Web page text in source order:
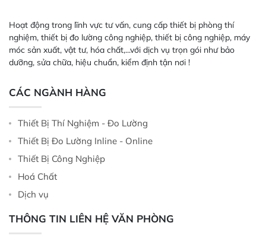
Hoạt động trong lĩnh vực tư vấn, cung cấp thiết bị phòng thí
nghiệm, thiết bị đo lường công nghiệp, thiết bị công nghiệp, máy
móc sản xuất, vật tư, hóa chất,...với dịch vụ trọn gói như bảo
dưỡng, sửa chữa, hiệu chuẩn, kiểm định tận nơi !
CÁC NGÀNH HÀNG
Thiết Bị Thí Nghiệm - Đo Lường
Thiết Bị Đo Lường Inline - Online
Thiết Bị Công Nghiệp
Hoá Chất
Dịch vụ
THÔNG TIN LIÊN HỆ VĂN PHÒNG